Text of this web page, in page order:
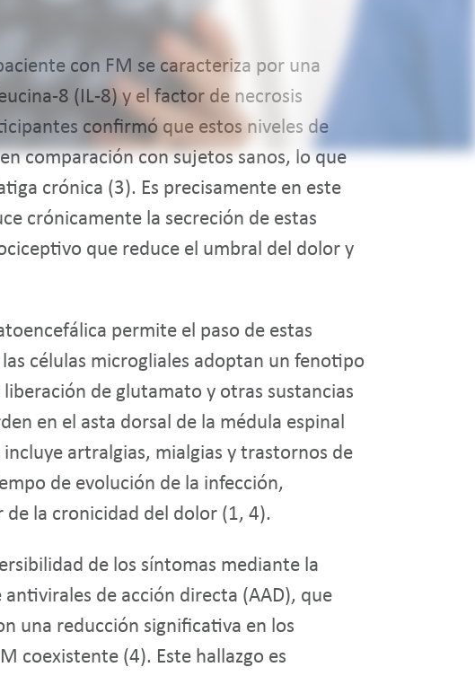
con FM se caracteriza por una
8 (IL-8) y el factor de necrosis
confirmó que estos niveles de
comparación con sujetos sanos, lo que
crónica (3). Es precisamente en este
crónicamente la secreción de estas
que reduce el umbral del dolor y
permite el paso de estas
células microgliales adoptan un fenotipo
de glutamato y otras sustancias
en el asta dorsal de la médula espinal
artralgias, mialgias y trastornos de
de evolución de la infección,
la cronicidad del dolor (1, 4).
de los síntomas mediante la
de acción directa (AAD), que
una reducción significativa en los
coexistente (4). Este hallazgo es